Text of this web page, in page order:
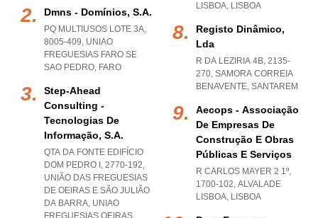
Dmns - Domínios, S.a.
PQ MULTIUSOS LOTE 3A,
8005-409, UNIAO
FREGUESIAS FARO SE
SAO PEDRO, FARO
Step-Ahead
Consulting -
Tecnologias De
Informação, S.a.
QTA DA FONTE EDIFÍCIO
DOM PEDRO I, 2770-192,
UNIÃO DAS FREGUESIAS
DE OEIRAS E SÃO JULIÃO
DA BARRA, UNIAO
FREGUESIAS OEIRAS
LISBOA, LISBOA
Registo Dinâmico,
Lda
R DA LEZIRIA 4B, 2135-
270, SAMORA CORREIA
BENAVENTE, SANTAREM
Aecops - Associação
De Empresas De
Construção E Obras
Públicas E Serviços
R CARLOS MAYER 2 1º,
1700-102, ALVALADE
LISBOA, LISBOA